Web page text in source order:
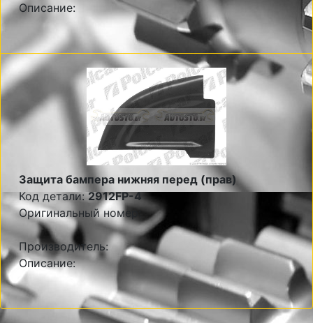
Описание:
Защита бампера нижняя перед (прав)
Код детали:2912FP-4
Оригинальный номер:
Производитель:
Описание: